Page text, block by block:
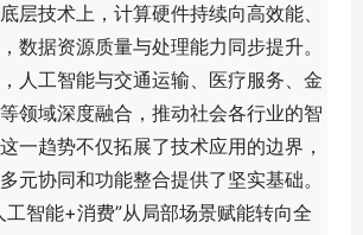
层技术上，计算硬件持续向高效能、
数据资源质量与处理能力同步提升。
人工智能与交通运输、医疗服务、金
领域深度融合，推动社会各行业的智
一趋势不仅拓展了技术应用的边界，
元协同和功能整合提供了坚实基础。
工智能+消费”从局部场景赋能转向全